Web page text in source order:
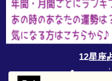
12星座